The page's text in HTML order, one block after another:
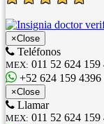
×Close
Teléfonos
MEX: 011 52 624 159
+52 624 159 4396
×Close
Llamar
MEX: 011 52 624 159